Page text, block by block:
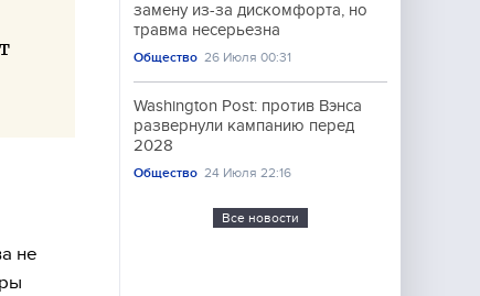
не
замену из-за дискомфорта, но
травма несерьезна
Общество 26 Июля 00:31
Washington Post: против Вэнса
развернули кампанию перед
2028
Общество 24 Июля 22:16
Все новости